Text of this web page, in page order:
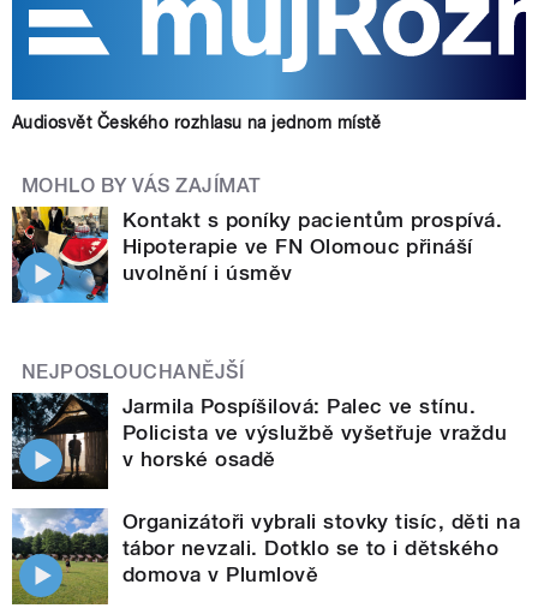
Audiosvět Českého rozhlasu na jednom místě
MOHLO BY VÁS ZAJÍMAT
Kontakt s poníky pacientům prospívá.
Hipoterapie ve FN Olomouc přináší
uvolnění i úsměv
NEJPOSLOUCHANĚJŠÍ
Jarmila Pospíšilová: Palec ve stínu.
Policista ve výslužbě vyšetřuje vraždu
v horské osadě
Organizátoři vybrali stovky tisíc, děti na
tábor nevzali. Dotklo se to i dětského
domova v Plumlově